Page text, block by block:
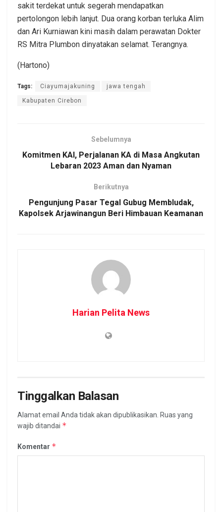
sakit terdekat untuk segerah mendapatkan
pertolongon lebih lanjut. Dua orang korban terluka Alim
dan Ari Kurniawan kini masih dalam perawatan Dokter
RS Mitra Plumbon dinyatakan selamat. Terangnya.
(Hartono)
Tags: Ciayumajakuning jawa tengah
Kabupaten Cirebon
Sebelumnya
Komitmen KAI, Perjalanan KA di Masa Angkutan
Lebaran 2023 Aman dan Nyaman
Berikutnya
Pengunjung Pasar Tegal Gubug Membludak,
Kapolsek Arjawinangun Beri Himbauan Keamanan
Harian Pelita News
Tinggalkan Balasan
Alamat email Anda tidak akan dipublikasikan. Ruas yang
wajib ditandai *
Komentar *